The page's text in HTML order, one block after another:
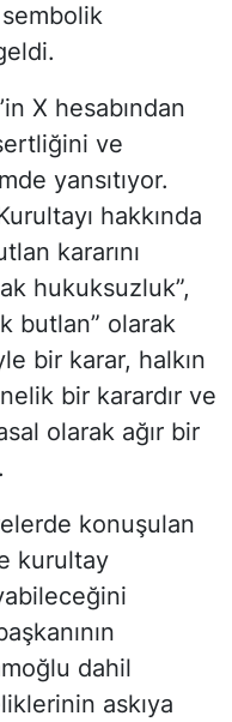
X hesabından
ve
yansıtıyor.
hakkında
kararını
hukuksuzluk”,
butlan” olarak
bir karar, halkın
bir karardır ve
olarak ağır bir
konuşulan
kurultay
dahil
askıya